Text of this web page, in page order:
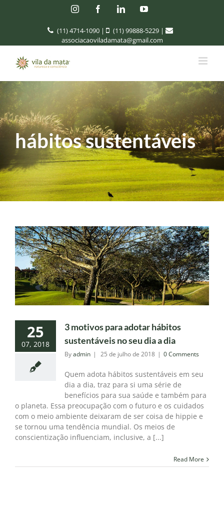
InstagramFacebookLinkedinYouTube
(11) 4714-1090 | (11) 99888-5229|
associacaoviladamata@gmail.com
hábitos sustentáveis
25
07, 2018
3 motivos para adotar hábitos
sustentáveis no seu dia a dia
Byadmin | 25 de julho de 2018 | 0 Comments
Quem adota hábitos sustentáveis em seu
dia a dia, traz para si uma série de
benefícios para sua saúde e também para
o planeta. Essa preocupação com o futuro e os cuidados
com o meio ambiente deixaram de ser coisa de hippie e
se tornou uma tendência mundial. Os meios de
conscientização influenciam, inclusive, a [...]
Read More